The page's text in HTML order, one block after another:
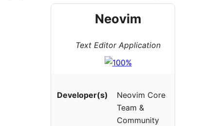
Neovim
Text Editor Application
Developer(s)
Neovim Core
Team &
Community